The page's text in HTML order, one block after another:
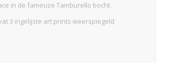
in de fameuze Tamburello bocht.
3 ingelijste art prints weerspiegeld